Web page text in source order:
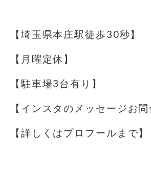
【埼玉県本庄駅徒歩30秒】
【月曜定休】
【駐車場️3台有り】
【インスタのメッセージお問
【詳しくはプロフールまで】